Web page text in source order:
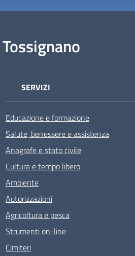
SERVIZI
Educazione e formazione
Salute, benessere e assistenza
Anagrafe e stato civile
Cultura e tempo libero
Ambiente
Autorizzazioni
Agricoltura e pesca
Strumenti on-line
Cimiteri